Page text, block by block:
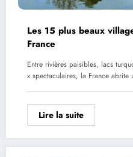
Les 15 plus beaux
France
Entre rivières paisibles, lacs
x spectaculaires, la France abrite
Lire la suite